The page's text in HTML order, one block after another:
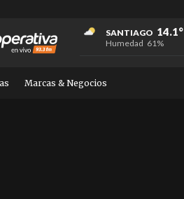
SANTIAGO 14.1°
Humedad 61%
Marcas & Negocios